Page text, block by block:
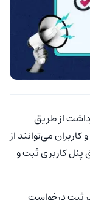
از طریق
می‌توانند از
کاربری ثبت و